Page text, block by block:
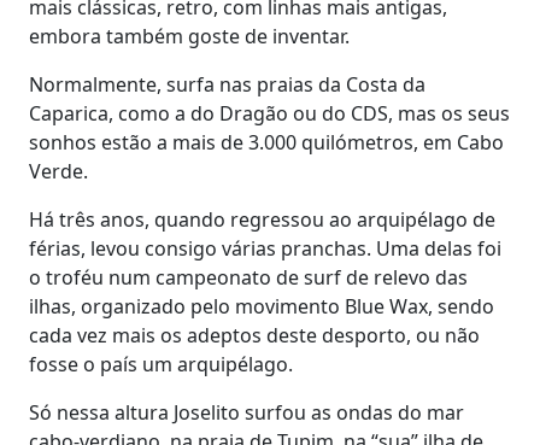
mais clássicas, retro, com linhas mais antigas,
embora também goste de inventar.
Normalmente, surfa nas praias da Costa da
Caparica, como a do Dragão ou do CDS, mas os seus
sonhos estão a mais de 3.000 quilómetros, em Cabo
Verde.
Há três anos, quando regressou ao arquipélago de
férias, levou consigo várias pranchas. Uma delas foi
o troféu num campeonato de surf de relevo das
ilhas, organizado pelo movimento Blue Wax, sendo
cada vez mais os adeptos deste desporto, ou não
fosse o país um arquipélago.
Só nessa altura Joselito surfou as ondas do mar